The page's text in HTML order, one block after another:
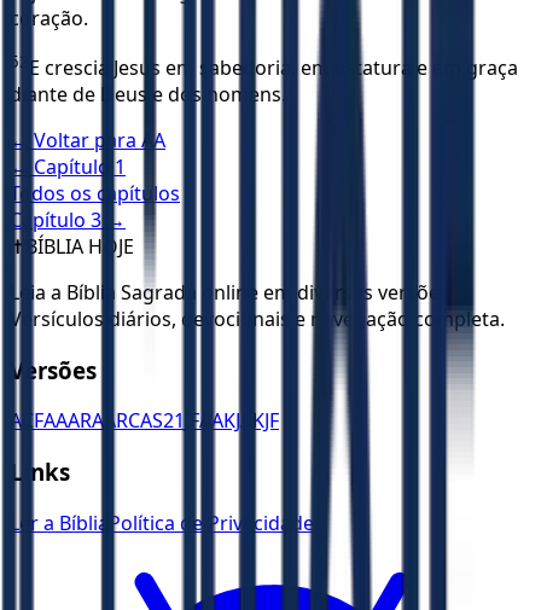
coração.
52 E crescia Jesus em sabedoria, em estatura e em graça
diante de Deus e dos homens.
← Voltar para AA
← Capítulo 1
Todos os capítulos
Capítulo 3 →
✝️ BÍBLIA HOJE
Leia a Bíblia Sagrada online em diversas versões.
Versículos diários, devocionais e navegação completa.
Versões
ACFAAARA ARCAS21 JFAAKJA KJF
Links
Ler a Bíblia Política de Privacidade